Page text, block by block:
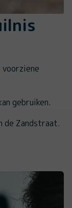
voorziene
gebruiken.
de Zandstraat.